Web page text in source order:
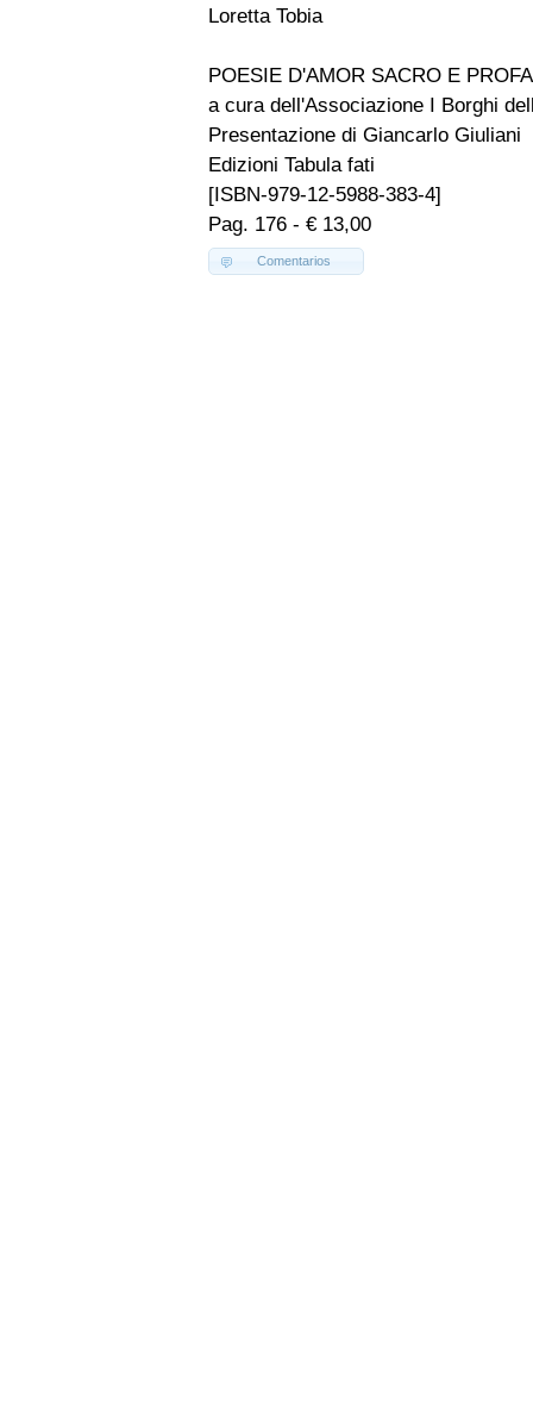
Loretta Tobia
POESIE D'AMOR SACRO E
a cura dell'Associazione I Borghi
Presentazione di Giancarlo Giuliani
Edizioni Tabula fati
[ISBN-979-12-5988-383-4]
Pag. 176 - € 13,00
Comentarios